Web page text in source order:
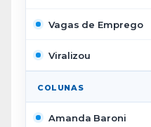
Vagas de Emprego
Viralizou
COLUNAS
Amanda Baroni